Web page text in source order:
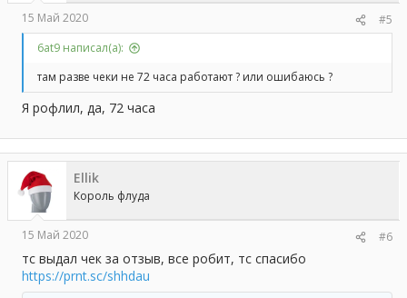
15 Май 2020
#5
6at9 написал(а):
там разве чеки не 72 часа работают ? или ошибаюсь ?
Я рофлил, да, 72 часа
Ellik
Король флуда
15 Май 2020 #6
тс выдал чек за отзыв, все робит, тс спасибо
https://prnt.sc/shhdau